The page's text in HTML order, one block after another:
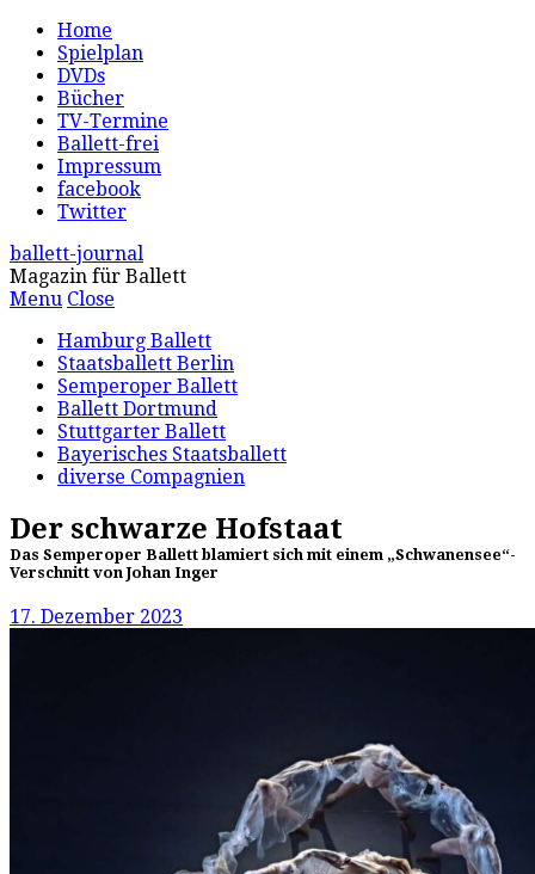
Home
Spielplan
DVDs
Bücher
TV-Termine
Ballett-frei
Impressum
facebook
Twitter
ballett-journal
Magazin für Ballett
Menu Close
Hamburg Ballett
Staatsballett Berlin
Semperoper Ballett
Ballett Dortmund
Stuttgarter Ballett
Bayerisches Staatsballett
diverse Compagnien
Der schwarze Hofstaat
Das Semperoper Ballett blamiert sich mit einem „Schwanensee“-
Verschnitt von Johan Inger
17. Dezember 2023